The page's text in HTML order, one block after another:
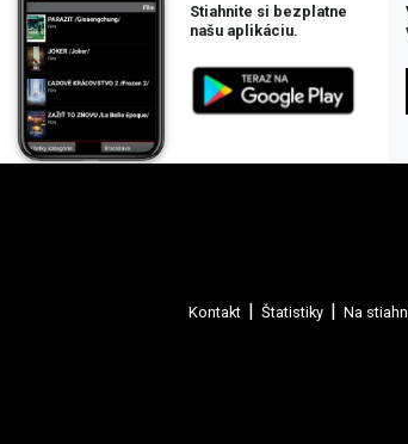
Stiahnite si bezplatne
našu aplikáciu.
Kontakt Štatistiky Na